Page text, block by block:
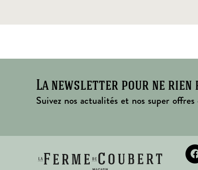
La newsletter pour ne
Suivez nos actualités et nos super offres